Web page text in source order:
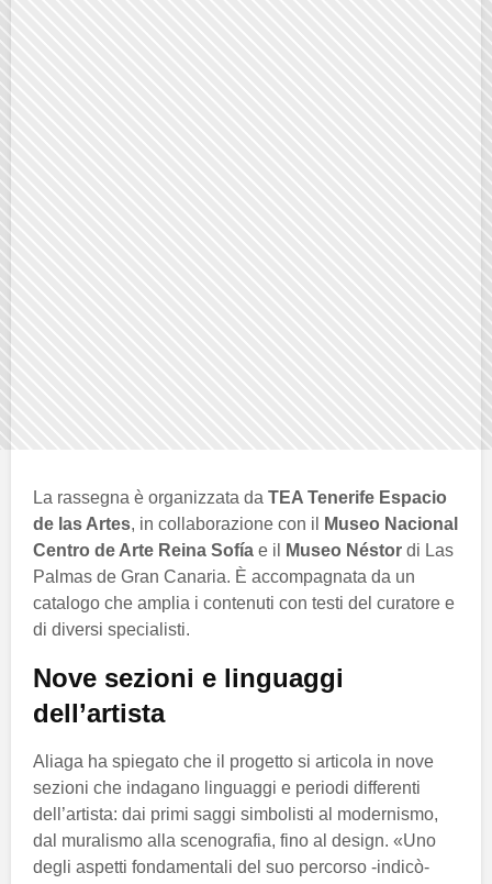
La rassegna è organizzata da TEA Tenerife Espacio
de las Artes, in collaborazione con il
Museo Nacional
Centro de Arte Reina Sofía e il Museo Néstor di Las
Palmas de Gran Canaria. È accompagnata da un
catalogo che amplia i contenuti con testi del curatore e
di diversi specialisti.
Nove sezioni e linguaggi
dell’artista
Aliaga ha spiegato che il progetto si articola in nove
sezioni che indagano linguaggi e periodi differenti
dell’artista: dai primi saggi simbolisti al modernismo,
dal muralismo alla scenografia, fino al design. «Uno
degli aspetti fondamentali del suo percorso -indicò-